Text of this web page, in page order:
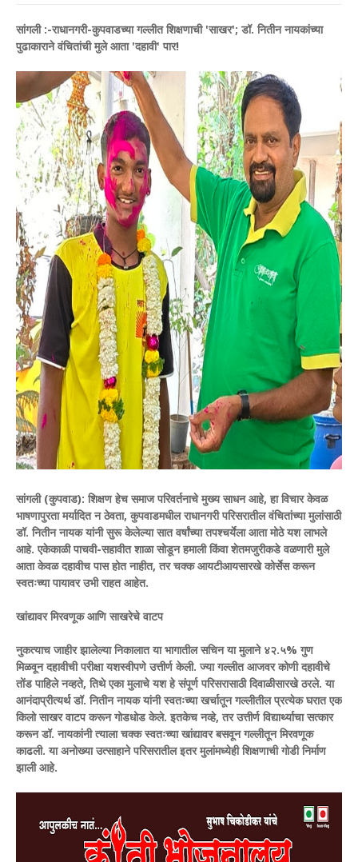
सांगली :-राधानगरी-कुपवाडच्या गल्लीत शिक्षणाची 'साखर'; डॉ. नितीन नायकांच्या
पुढाकाराने वंचितांची मुले आता 'दहावी' पार!
सांगली (कुपवाड): शिक्षण हेच समाज परिवर्तनाचे मुख्य साधन आहे, हा विचार केवळ
भाषणापुरता मर्यादित न ठेवता, कुपवाडमधील राधानगरी परिसरातील वंचितांच्या मुलांसाठी
डॉ. नितीन नायक यांनी सुरू केलेल्या सात वर्षांच्या तपश्चर्येला आता मोठे यश लाभले
आहे. एकेकाळी पाचवी-सहावीत शाळा सोडून हमाली किंवा शेतमजुरीकडे वळणारी मुले
आता केवळ दहावीच पास होत नाहीत, तर चक्क आयटीआयसारखे कोर्सेस करून
स्वतःच्या पायावर उभी राहत आहेत.
​खांद्यावर मिरवणूक आणि साखरेचे वाटप
​नुकत्याच जाहीर झालेल्या निकालात या भागातील सचिन या मुलाने ४२.५% गुण
मिळवून दहावीची परीक्षा यशस्वीपणे उत्तीर्ण केली. ज्या गल्लीत आजवर कोणी दहावीचे
तोंड पाहिले नव्हते, तिथे एका मुलाचे यश हे संपूर्ण परिसरासाठी दिवाळीसारखे ठरले. या
आनंदाप्रीत्यर्थ डॉ. नितीन नायक यांनी स्वतःच्या खर्चातून गल्लीतील प्रत्येक घरात एक
किलो साखर वाटप करून गोडधोड केले. इतकेच नव्हे, तर उत्तीर्ण विद्यार्थ्याचा सत्कार
करून डॉ. नायकांनी त्याला चक्क स्वतःच्या खांद्यावर बसवून गल्लीतून मिरवणूक
काढली. या अनोख्या उत्साहाने परिसरातील इतर मुलांमध्येही शिक्षणाची गोडी निर्माण
झाली आहे.